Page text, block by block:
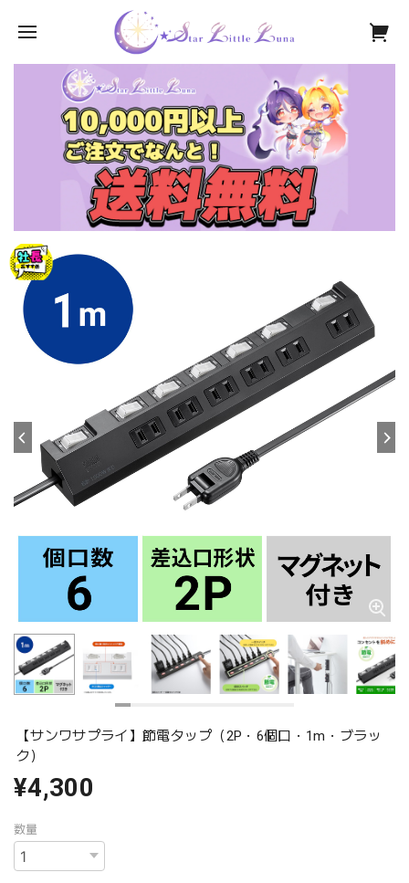
【サンワサプライ】節電タップ（2P・6個口・1m・ブラッ
ク）
¥4,300
数量